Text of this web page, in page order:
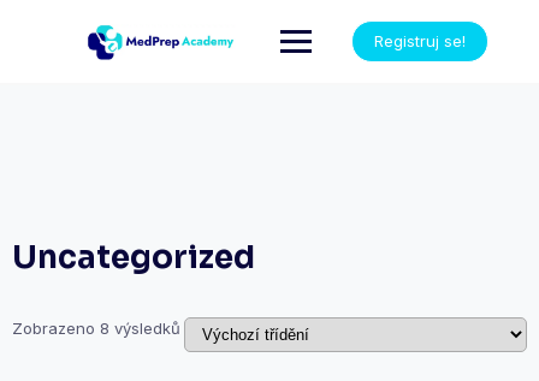
Registruj se!
Uncategorized
Zobrazeno 8 výsledků